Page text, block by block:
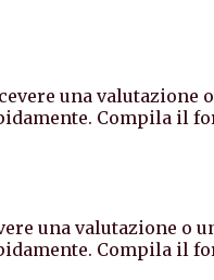
una
Compila il
una valutazione o
Compila il